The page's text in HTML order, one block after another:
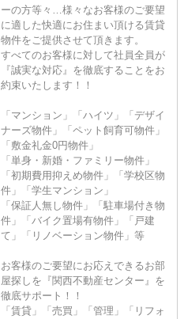
ーの方等々…様々なお客様のご要望
に適した快適にお住まい頂ける賃貸
物件をご提供させて頂きます。
すべてのお客様に対して社員全員が
『誠実な対応』を徹底することをお
約束いたします！！
「マンション」「ハイツ」「デザイ
ナーズ物件」「ペット飼育可物件」
「敷金礼金0円物件」
「単身・新婚・ファミリー物件」
「初期費用抑えめ物件」「学校区物
件」「学生マンション」
「保証人無し物件」「駐車場付き物
件」「バイク置場有物件」「戸建
て」「リノベーション物件」等
お客様のご要望にお応えできるお部
屋探しを『関西不動産センター』を
徹底サポート！！
「賃貸」「売買」「管理」「リフォ